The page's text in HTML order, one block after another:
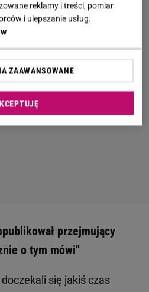
przejmujący
o tym mówi"
się jakiś czas
reklamy i treści, pomiar
i ulepszanie usług.
ZAAWANSOWANE